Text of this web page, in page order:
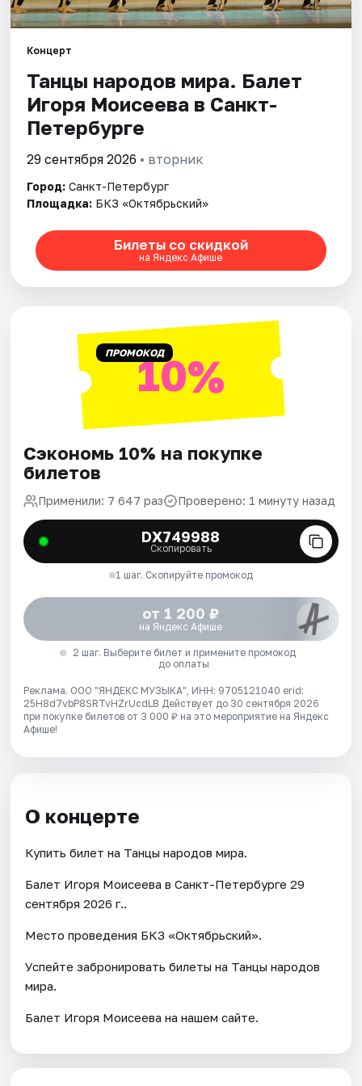
Площадки
Артисты
Рейтинги
Концерт
Танцы народов мира. Балет
Игоря Моисеева в Санкт-
Петербурге
29 сентября 2026 • вторник
Город: Санкт-Петербург
Площадка: БКЗ «Октябрьский»
Билеты со скидкой
на Яндекс Афише
ПРОМОКОД10%
Сэкономь 10% на покупке
билетов
Применили: 7 647 раз Проверено: 1 минуту назад
DX749988
Скопировать
1 шаг. Скопируйте промокод
от 1 200 ₽
на Яндекс Афише
2 шаг. Выберите билет и примените промокод
до оплаты
Реклама. ООО "ЯНДЕКС МУЗЫКА", ИНН: 9705121040 erid:
25H8d7vbP8SRTvHZrUcdLB Действует до 30 сентября 2026
при покупке билетов от 3 000 ₽ на это мероприятие на Яндекс
Афише!
О концерте
Купить билет на Танцы народов мира.
Балет Игоря Моисеева в Санкт-Петербурге 29
сентября 2026 г..
Место проведения БКЗ «Октябрьский».
Успейте забронировать билеты на Танцы народов
мира.
Балет Игоря Моисеева на нашем сайте.